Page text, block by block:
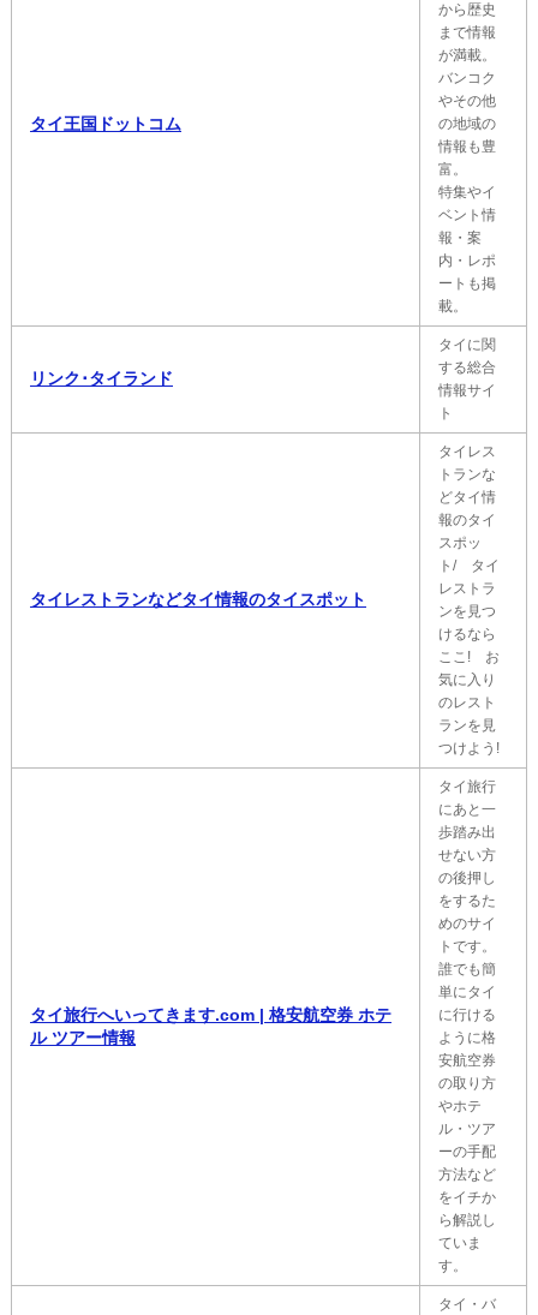
タイ王国ドットコム
から歴史
まで情報
が満載。
バンコク
やその他
の地域の
情報も豊
富。
特集やイ
ベント情
報・案
内・レポ
ートも掲
載。
リンク･タイランド
タイに関
する総合
情報サイ
ト
タイレストランなどタイ情報のタイスポット
タイレス
トランな
どタイ情
報のタイ
スポッ
ト/ タイ
レストラ
ンを見つ
けるなら
ここ! お
気に入り
のレスト
ランを見
つけよう!
タイ旅行へいってきます.com | 格安航空券 ホテ
ル ツアー情報
タイ旅行
にあと一
歩踏み出
せない方
の後押し
をするた
めのサイ
トです。
誰でも簡
単にタイ
に行ける
ように格
安航空券
の取り方
やホテ
ル・ツア
ーの手配
方法など
をイチか
ら解説し
ていま
す。
タイ・バ